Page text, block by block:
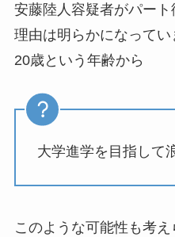
安藤陸人容疑者がパー
理由は明らかになって
20歳という年齢から
大学進学を目指して
このような可能性も考え